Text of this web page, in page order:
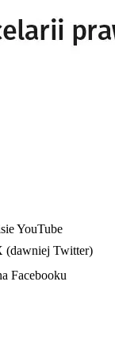
YouTube
(dawniej Twitter)
Facebooku